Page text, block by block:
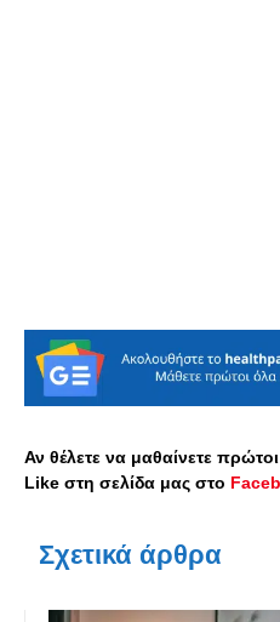
Αν θέλετε να μαθαίνετε
Like στη σελίδα μας στο
Σχετικά άρθρα